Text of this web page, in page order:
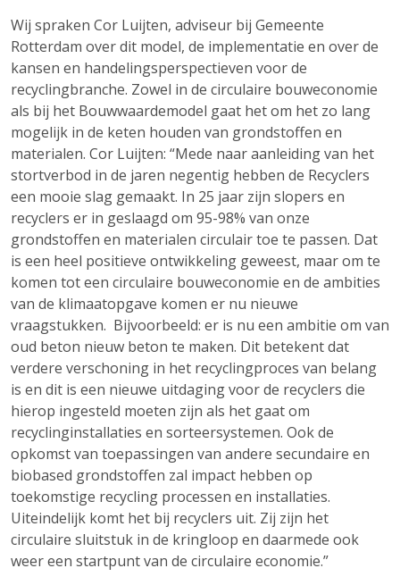
Wij spraken Cor Luijten, adviseur bij Gemeente
Rotterdam over dit model, de implementatie en over de
kansen en handelingsperspectieven voor de
recyclingbranche. Zowel in de circulaire bouweconomie
als bij het Bouwwaardemodel gaat het om het zo lang
mogelijk in de keten houden van grondstoffen en
materialen. Cor Luijten: “Mede naar aanleiding van het
stortverbod in de jaren negentig hebben de Recyclers
een mooie slag gemaakt. In 25 jaar zijn slopers en
recyclers er in geslaagd om 95-98% van onze
grondstoffen en materialen circulair toe te passen. Dat
is een heel positieve ontwikkeling geweest, maar om te
komen tot een circulaire bouweconomie en de ambities
van de klimaatopgave komen er nu nieuwe
vraagstukken. Bijvoorbeeld: er is nu een ambitie om van
oud beton nieuw beton te maken. Dit betekent dat
verdere verschoning in het recyclingproces van belang
is en dit is een nieuwe uitdaging voor de recyclers die
hierop ingesteld moeten zijn als het gaat om
recyclinginstallaties en sorteersystemen. Ook de
opkomst van toepassingen van andere secundaire en
biobased grondstoffen zal impact hebben op
toekomstige recycling processen en installaties.
Uiteindelijk komt het bij recyclers uit. Zij zijn het
circulaire sluitstuk in de kringloop en daarmede ook
weer een startpunt van de circulaire economie.”